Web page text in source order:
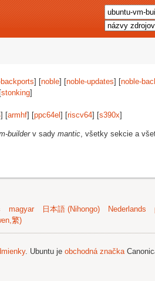
] [noble] [noble-updates] [noble-
stonking]
] [armhf] [ppc64el ] [riscv64] [s390x]
builderv sady mantic, všetky sekcie a
magyar 日本語 (Nihongo) Nederlands
繁)
. Ubuntu je obchodná značka